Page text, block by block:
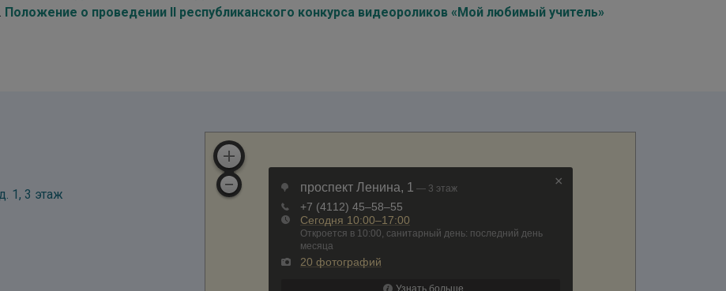
Положение о проведении II республиканского конкурса видеороликов «Мой любимый учитель»
1, 3 этаж